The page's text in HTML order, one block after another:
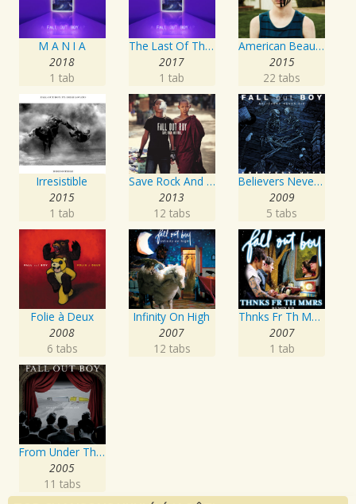
M A N I A
2018
1 tab
The Last Of The Real Ones
2017
1 tab
American Beauty/American Psycho
2015
22 tabs
Irresistible
2015
1 tab
Save Rock And Roll
2013
12 tabs
Believers Never Die - Greatest Hits
2009
5 tabs
Folie à Deux
2008
6 tabs
Infinity On High
2007
12 tabs
Thnks Fr Th Mmrs Remix EP
2007
1 tab
From Under The Cork Tree
2005
11 tabs